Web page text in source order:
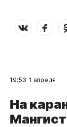
19:53 1 апреля
На